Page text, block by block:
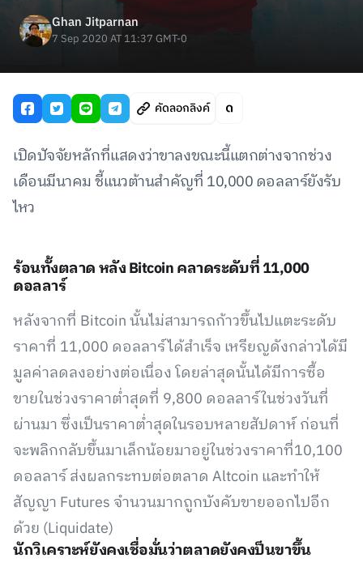
Ghan Jitparnan
7 Sep 2020 AT 11:37 GMT-0
คัดลอกลิงค์
เปิดปัจจัยหลักที่แสดงว่าขาลงขณะนี้แตกต่างจากช่วง
เดือนมีนาคม ชี้แนวต้านสำคัญที่ 10,000 ดอลลาร์ยังรับ
ไหว
ร้อนทั้งตลาด หลัง Bitcoin คลาดระดับที่ 11,000
ดอลลาร์
หลังจากที่ Bitcoin นั้นไม่สามารถก้าวขึ้นไปแตะระดับ
ราคาที่ 11,000 ดอลลาร์ได้สำเร็จ เหรียญดังกล่าวได้มี
มูลค่าลดลงอย่างต่อเนื่อง โดยล่าสุดนั้นได้มีการซื้อ
ขายในช่วงราคาต่ำสุดที่ 9,800 ดอลลาร์ในช่วงวันที่
ผ่านมา ซึ่งเป็นราคาต่ำสุดในรอบหลายสัปดาห์ ก่อนที่
จะพลิกกลับขึ้นมาเล็กน้อยมาอยู่ในช่วงราคาที่10,100
ดอลลาร์ ส่งผลกระทบต่อตลาด Altcoin และทำให้
สัญญา Futures จำนวนมากถูกบังคับขายออกไปอีก
ด้วย (Liquidate)
นักวิเคราะห์ยังคงเชื่อมั่นว่าตลาดยังคงป็นขาขึ้น